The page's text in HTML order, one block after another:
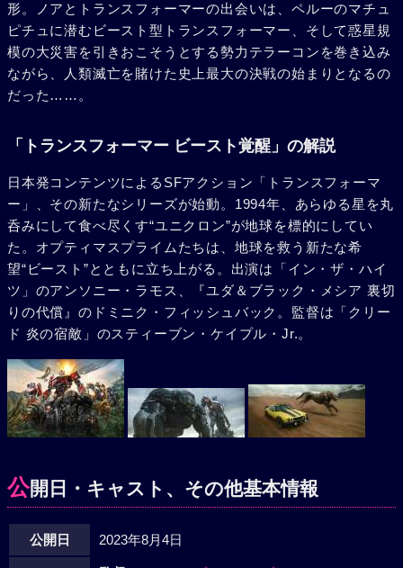
形。ノアとトランスフォーマーの出会いは、ペルーのマチュ
ピチュに潜むビースト型トランスフォーマー、そして惑星規
模の大災害を引きおこそうとする勢力テラーコンを巻き込み
ながら、人類滅亡を賭けた史上最大の決戦の始まりとなるの
だった……。
「トランスフォーマー ビースト覚醒」の解説
日本発コンテンツによるSFアクション「トランスフォーマ
ー」、その新たなシリーズが始動。1994年、あらゆる星を丸
呑みにして食べ尽くす“ユニクロン”が地球を標的にしてい
た。オプティマスプライムたちは、地球を救う新たな希
望“ビースト”とともに立ち上がる。出演は「イン・ザ・ハイ
ツ」のアンソニー・ラモス、『ユダ＆ブラック・メシア 裏切
りの代償』のドミニク・フィッシュバック。監督は「クリー
ド 炎の宿敵」のスティーブン・ケイプル・Jr.。
公開日・キャスト、その他基本情報
公開日 2023年8月4日